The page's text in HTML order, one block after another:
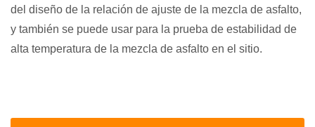
del diseño de la relación de ajuste de la mezcla de asfalto,
y también se puede usar para la prueba de estabilidad de
alta temperatura de la mezcla de asfalto en el sitio.